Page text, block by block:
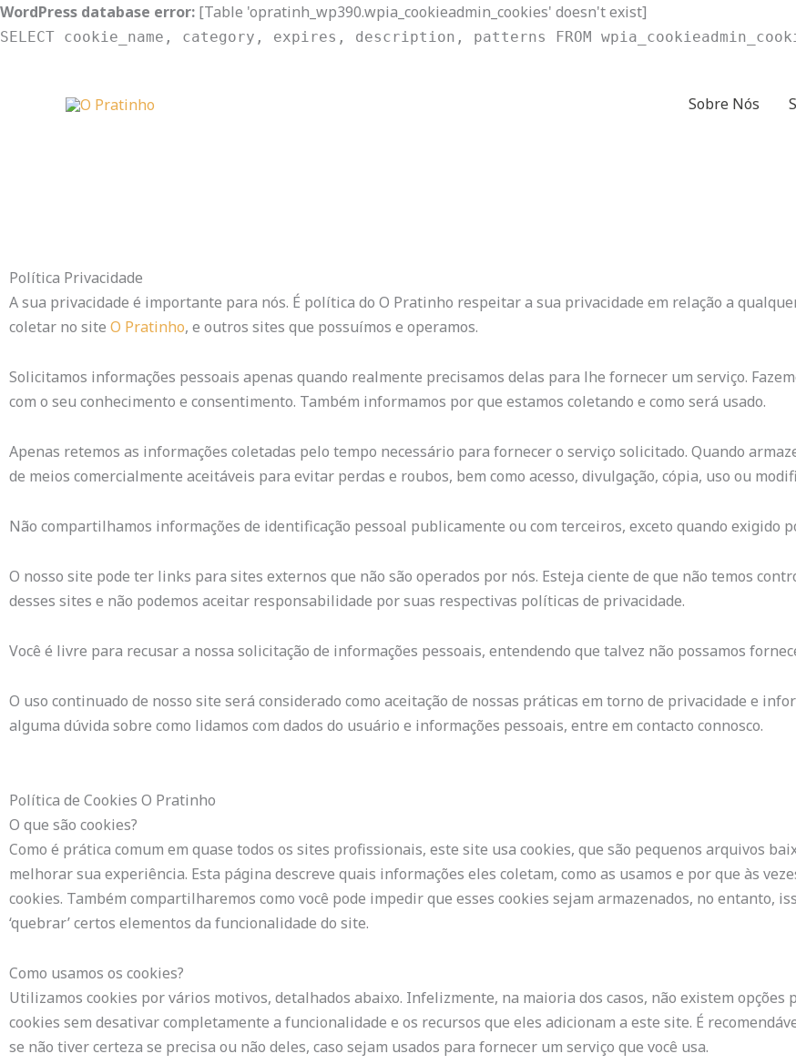
WordPress database error: [Table 'opratinh_wp390.wpia_cookieadmin_cookies' doesn't exist]
SELECT cookie_name, category, expires, description, patterns FROM
Skip
to
Sobre Nós
Política Privacidade
A sua privacidade é importante para nós. É política do O Pratinho respeitar a sua privacidade em relação a
coletar no site O Pratinho, e outros sites que possuímos e operamos.
Solicitamos informações pessoais apenas quando realmente precisamos delas para lhe fornecer um serviço.
com o seu conhecimento e consentimento. Também informamos por que estamos coletando e como será usado.
Apenas retemos as informações coletadas pelo tempo necessário para fornecer o serviço solicitado. Quando
de meios comercialmente aceitáveis ​​para evitar perdas e roubos, bem como acesso, divulgação, cópia, uso ou
Não compartilhamos informações de identificação pessoal publicamente ou com terceiros, exceto quando exigido
O nosso site pode ter links para sites externos que não são operados por nós. Esteja ciente de que não temos
desses sites e não podemos aceitar responsabilidade por suas respectivas políticas de privacidade.
Você é livre para recusar a nossa solicitação de informações pessoais, entendendo que talvez não possamos
O uso continuado de nosso site será considerado como aceitação de nossas práticas em torno de privacidade e
alguma dúvida sobre como lidamos com dados do usuário e informações pessoais, entre em contacto connosco.
Política de Cookies O Pratinho
O que são cookies?
Como é prática comum em quase todos os sites profissionais, este site usa cookies, que são pequenos arquivos
melhorar sua experiência. Esta página descreve quais informações eles coletam, como as usamos e por que às
cookies. Também compartilharemos como você pode impedir que esses cookies sejam armazenados, no entanto,
‘quebrar’ certos elementos da funcionalidade do site.
Como usamos os cookies?
Utilizamos cookies por vários motivos, detalhados abaixo. Infelizmente, na maioria dos casos, não existem opções
cookies sem desativar completamente a funcionalidade e os recursos que eles adicionam a este site. É
se não tiver certeza se precisa ou não deles, caso sejam usados ​​para fornecer um serviço que você usa.